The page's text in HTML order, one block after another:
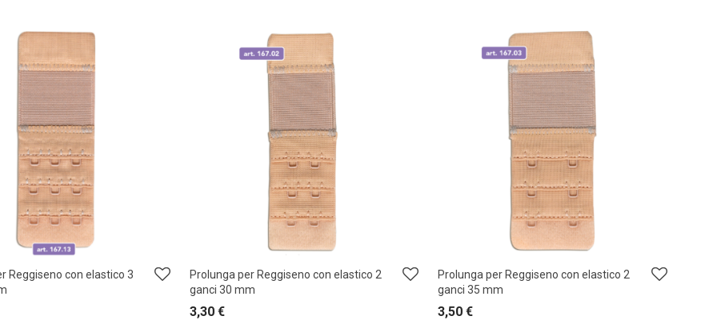
Reggiseno con elastico 3
Prolunga per Reggiseno con elastico 2
ganci 30 mm
3,30 €
Prolunga per Reggiseno con elastico 2
ganci 35 mm
3,50€